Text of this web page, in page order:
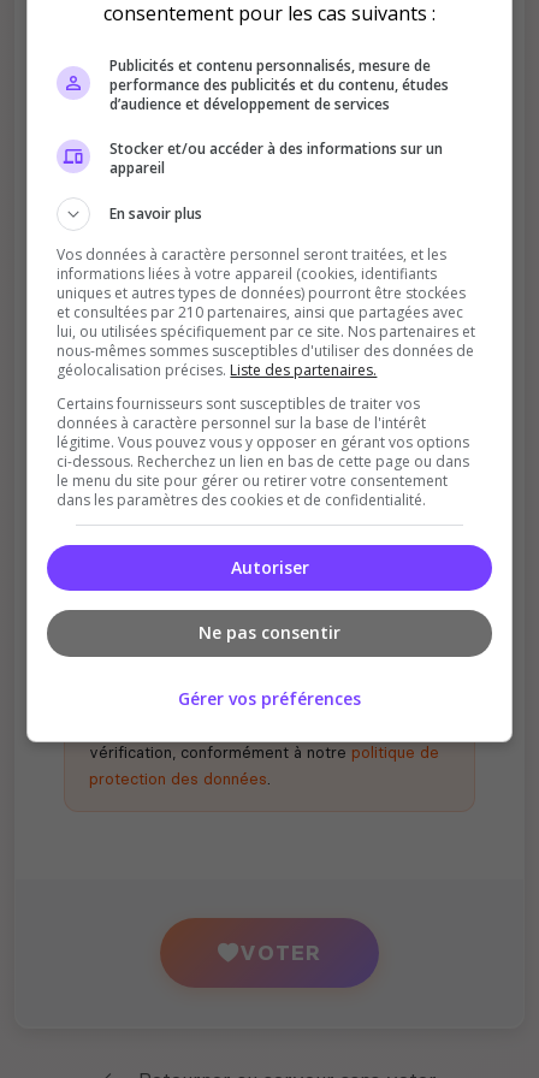
Améliore le classement
Votre vote aide le serveur à monter dans le
classement
Soutient la communauté
Plus de visibilité = plus de joueurs
Récompenses possibles
votants
En votant, vous acceptez de nous partager
vérification, conformément à notre politique de
protection des données.
VOTER
consentement pour les cas suivants :
Publicités et contenu personnalisés, mesure de
performance des publicités et du contenu, études
d’audience et développement de services
Stocker et/ou accéder à des informations sur un
appareil
En savoir plus
Vos données à caractère personnel seront traitées, et les
informations liées à votre appareil (cookies, identifiants
uniques et autres types de données) pourront être stockées
et consultées par 210 partenaires, ainsi que partagées avec
lui, ou utilisées spécifiquement par ce site. Nos partenaires et
nous-mêmes sommes susceptibles d'utiliser des données de
géolocalisation précises. Liste des partenaires.
Certains fournisseurs sont susceptibles de traiter vos
données à caractère personnel sur la base de l'intérêt
légitime. Vous pouvez vous y opposer en gérant vos options
ci-dessous. Recherchez un lien en bas de cette page ou dans
le menu du site pour gérer ou retirer votre consentement
dans les paramètres des cookies et de confidentialité.
Autoriser
Ne pas consentir
Gérer vos préférences